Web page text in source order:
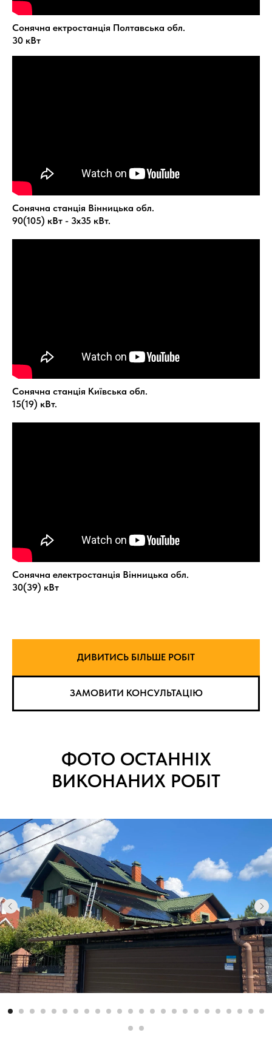
Сонячна ектростанція Полтавська обл.
30 кВт
Сонячна станція Вінницька обл.
90(105) кВт - 3х35 кВт.
Сонячна станція Київська обл.
15(19) кВт.
Сонячна електростанція Вінницька обл.
30(39) кВт
ДИВИТИСЬ БІЛЬШЕ РОБІТ
ЗАМОВИТИ КОНСУЛЬТАЦІЮ
ФОТО ОСТАННІХ
ВИКОНАНИХ РОБІТ